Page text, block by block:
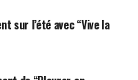
sur l’été avec “Vive la